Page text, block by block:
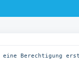
eine Berechtigung